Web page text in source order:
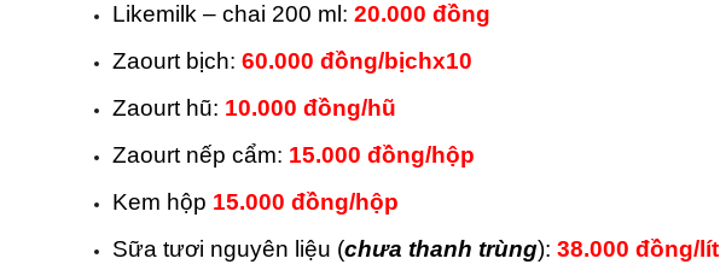
Likemilk – chai 200 ml : 20.000 đồng
Zaourt bịch: 60.000 đồng/bịchx10
Zaourt hũ: 10.000 đồng/hũ
Zaourt nếp cẩm: 15.000 đồng/hộp
Kem hộp 15.000 đồng/hộp
Sữa tươi nguyên liệu (chưa thanh trùng): 38.000 đồng/lít